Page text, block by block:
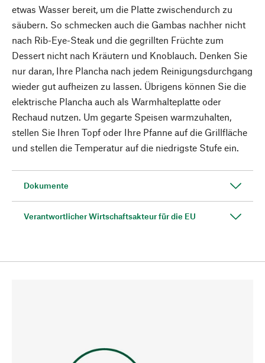
etwas Wasser bereit, um die Platte zwischendurch zu
säubern. So schmecken auch die Gambas nachher nicht
nach Rib-Eye-Steak und die gegrillten Früchte zum
Dessert nicht nach Kräutern und Knoblauch. Denken Sie
nur daran, Ihre Plancha nach jedem Reinigungsdurchgang
wieder gut aufheizen zu lassen. Übrigens können Sie die
elektrische Plancha auch als Warmhalteplatte oder
Rechaud nutzen. Um gegarte Speisen warmzuhalten,
stellen Sie Ihren Topf oder Ihre Pfanne auf die Grillfläche
und stellen die Temperatur auf die niedrigste Stufe ein.
Dokumente
Verantwortlicher Wirtschaftsakteur für die EU